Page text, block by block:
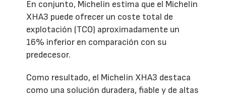
En conjunto, Michelin estima que el Michelin
XHA3 puede ofrecer un coste total de
explotación (TCO) aproximadamente un
16% inferior en comparación con su
predecesor.
Como resultado, el Michelin XHA3 destaca
como una solución duradera, fiable y de altas